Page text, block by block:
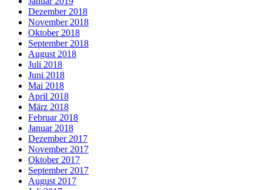
Dezember 2018
November 2018
Oktober 2018
September 2018
August 2018
Juli 2018
Juni 2018
Mai 2018
April 2018
März 2018
Februar 2018
Januar 2018
Dezember 2017
November 2017
Oktober 2017
September 2017
August 2017